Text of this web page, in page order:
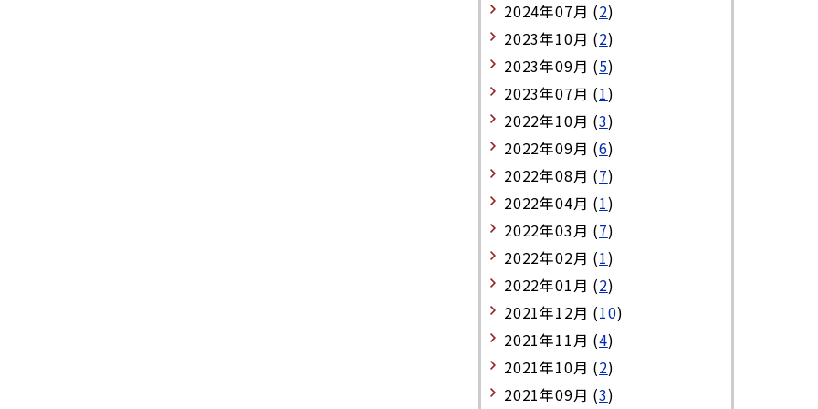
2024年07月 (2)
2023年10月 (2)
2023年09月 (5)
2023年07月 (1)
2022年10月 (3)
2022年09月 (6)
2022年08月 (7)
2022年04月 (1)
2022年03月 (7)
2022年02月 (1)
2022年01月 (2)
2021年12月 (10)
2021年11月 (4)
2021年10月 (2)
2021年09月 (3)